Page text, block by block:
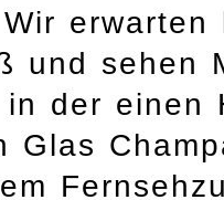
und sehen
der einen
Glas